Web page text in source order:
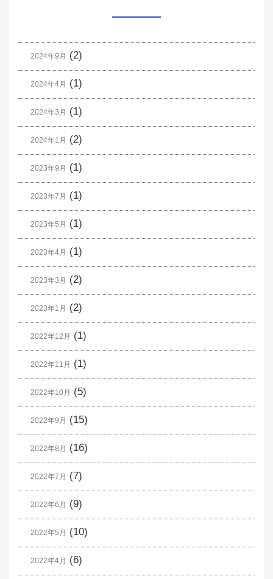
2024年9月 (2)
2024年4月 (1)
2024年3月 (1)
2024年1月 (2)
2023年9月 (1)
2023年7月 (1)
2023年5月 (1)
2023年4月 (1)
2023年3月 (2)
2023年1月 (2)
2022年12月 (1)
2022年11月 (1)
2022年10月 (5)
2022年9月 (15)
2022年8月 (16)
2022年7月 (7)
2022年6月 (9)
2022年5月 (10)
2022年4月 (6)